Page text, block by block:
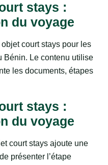
stays :
du voyage
court stays pour les
Bénin. Le contenu utilise
les documents, étapes
stays :
du voyage
court stays ajoute une
présenter l’étape